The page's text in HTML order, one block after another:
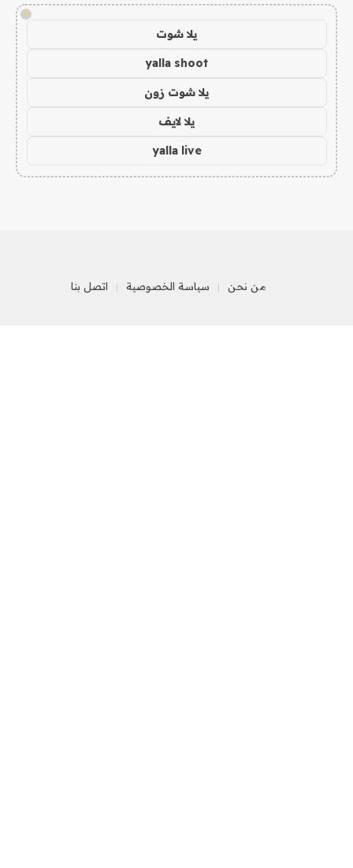
!
يلا شوت
yalla shoot
يلا شوت زون
يلا لايف
yalla live
من نحن سياسة الخصوصية اتصل بنا